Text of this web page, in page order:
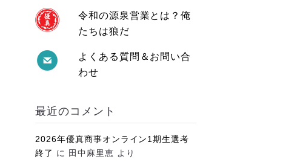
令和の源泉営業とは？俺
たちは狼だ
よくある質問＆お問い合
わせ
最近のコメント
2026年優真商事オンライン1期生選考
終了 に 田中麻里恵 より